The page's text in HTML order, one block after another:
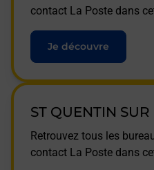
contact La Poste dans
Je découvre
ST QUENTIN
Retrouvez tous les
contact La Poste dans